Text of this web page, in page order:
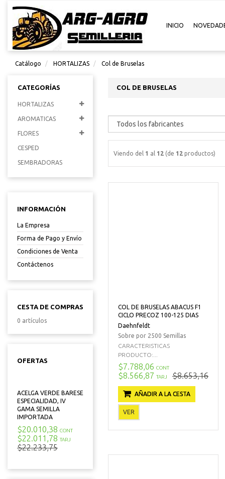
INICIO
Catálogo HORTALIZAS Col de Bruselas
CATEGORÍAS
HORTALIZAS
AROMATICAS
FLORES
CESPED
SEMBRADORAS
INFORMACIÓN
La Empresa
Forma de Pago y Envío
Condiciones de Venta
Contáctenos
CESTA DE COMPRAS
0 artículos
OFERTAS
ACELGA VERDE BARESE
ESPECIALIDAD, IV
GAMA SEMILLA
IMPORTADA
$20.010,38 CONT
$22.011,78 TARJ
$22.233,75
COL DE BRUSELAS
Viendo del 1 al 12 (de 12 productos)
COL DE BRUSELAS ABACUS F1
CICLO PRECOZ 100-125 DIAS
Daehnfeldt
Sobre por 2500 Semillas
CARACTERISTICAS
PRODUCTO:...
$7.788,06 CONT
$8.566,87 TARJ $8.653,16
AÑADIR A LA CESTA
VER